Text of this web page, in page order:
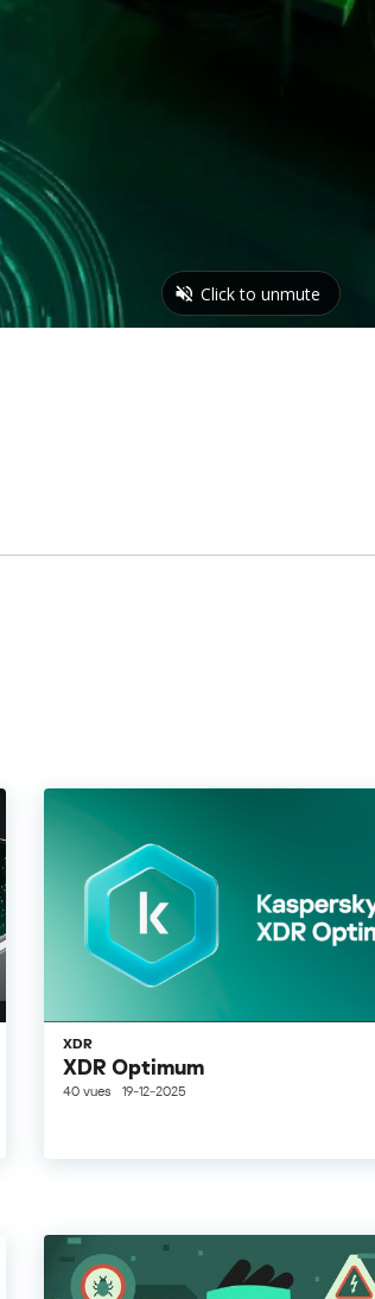
XDR
XDR Optimum
40 vues 19-12-2025